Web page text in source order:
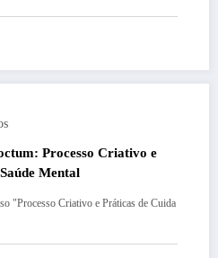
Processo Criativo e
Mental
"Processo Criativo e Práticas de Cuida